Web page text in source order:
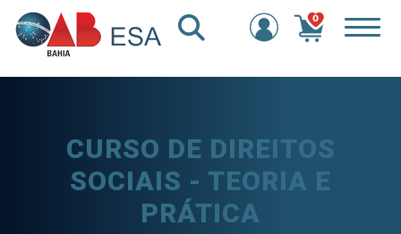
0
CURSO DE DIREITOS
SOCIAIS - TEORIA E
PRÁTICA